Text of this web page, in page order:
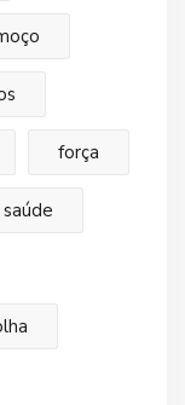
força
saúde